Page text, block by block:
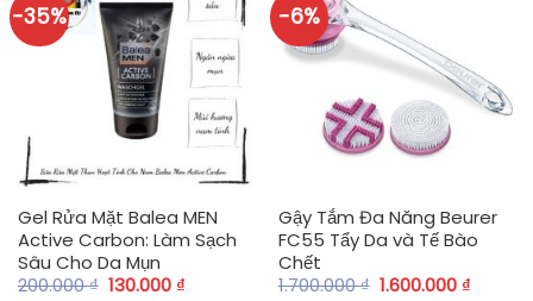
-35%
Gel Rửa Mặt Balea MEN
Active Carbon: Làm Sạch
Sâu Cho Da Mụn
200.000₫ 130.000 ₫
-6%
Gậy Tắm Đa Năng Beurer
FC55 Tẩy Da và Tế Bào
Chết
1.700.000₫ 1.600.000 ₫